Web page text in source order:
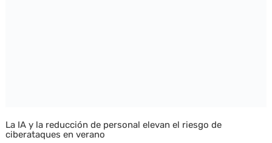
La IA y la reducción de personal elevan el riesgo de
ciberataques en verano